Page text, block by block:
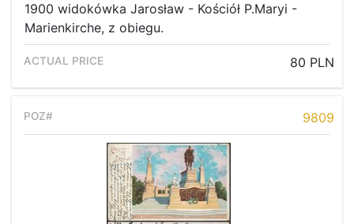
1900 widokówka Jarosław - Kościół P.Maryi -
Marienkirche, z obiegu.
80 PLN
9809